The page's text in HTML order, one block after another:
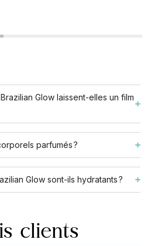
Glow laissent-elles un film
parfumés ?
Glow sont-ils hydratants ?
clients